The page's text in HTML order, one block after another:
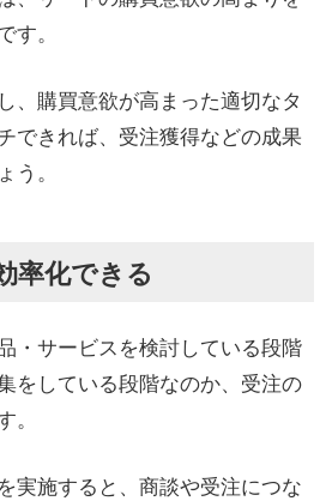
す。
、購買意欲が高まった適切なタ
できれば、受注獲得などの成果
。
率化できる
・サービスを検討している段階
をしている段階なのか、受注の
実施すると、商談や受注につな